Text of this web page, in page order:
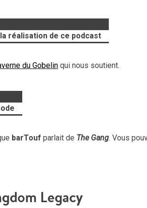
réalisation de ce podcast
du Gobelin qui nous soutient.
barTouf parlait de The Gang. Vous
Legacy